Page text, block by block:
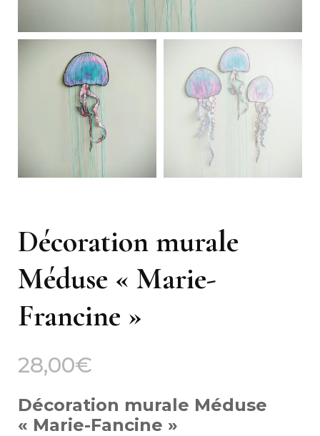
Décoration murale
Méduse « Marie-
Francine »
28,00€
Décoration murale Méduse
« Marie-Fancine »